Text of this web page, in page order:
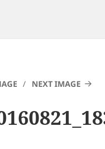
NEXT IMAGE